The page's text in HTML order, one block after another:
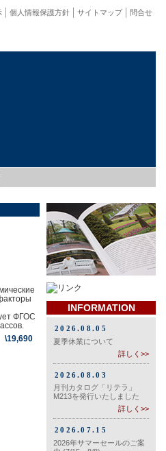
問合せ
サイトマップ
個人情報保護方針
ФГОС
INFORMATION